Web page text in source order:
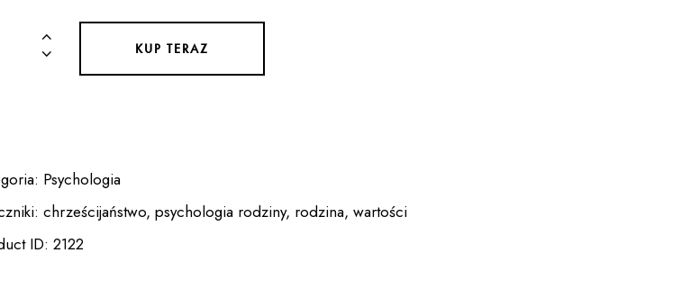
KUP TERAZ
Psychologia
chrześcijaństwo,psychologia rodziny, rodzina,wartości
ID:2122